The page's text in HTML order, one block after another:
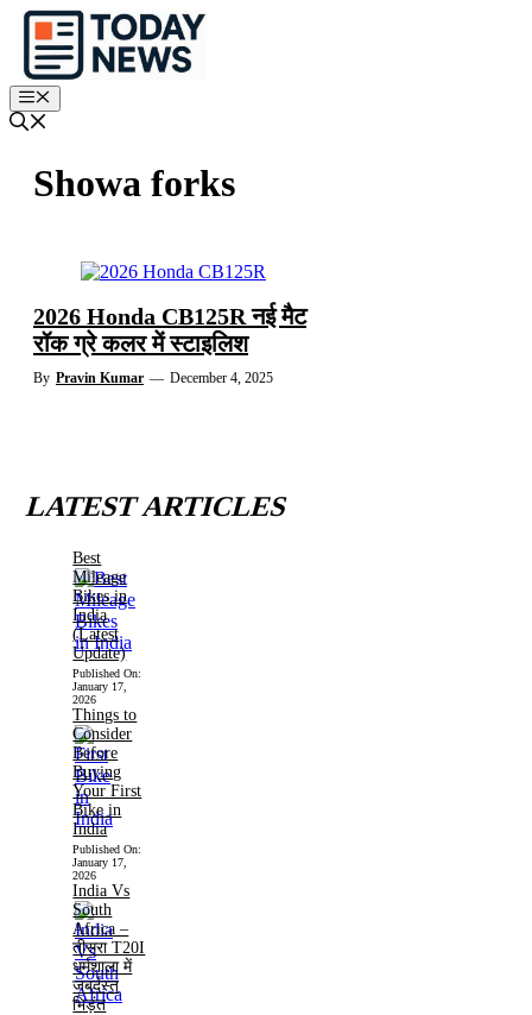
Skip
content
Menu
Showa forks
2026 Honda CB125R नई मैट
रॉक ग्रे कलर में स्टाइलिश
By Pravin Kumar — December 4, 2025
LATEST ARTICLES
Best
Mileage
Bikes in
India
(Latest
Update)
Published On:
January 17,
2026
Things to
Consider
Before
Buying
Your First
Bike in
India
Published On:
January 17,
2026
India Vs
South
Africa –
तीसरा T20I
धर्मशाला में
जबर्दस्त
भिड़ंत